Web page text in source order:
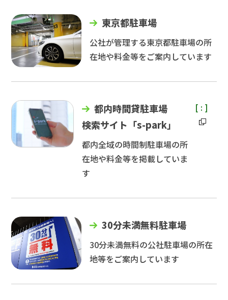
東京都駐車場
公社が管理する東京都駐車場の所
在地や料金等をご案内しています
都内時間貸駐車場
検索サイト「s-park」
都内全域の時間制駐車場の所
在地や料金等を掲載していま
す
[ : ]
30分未満無料駐車場
30分未満無料の公社駐車場の所在
地等をご案内しています